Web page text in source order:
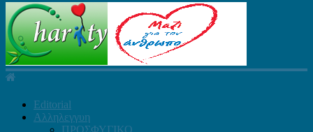
Editorial
Αλληλεγγυη